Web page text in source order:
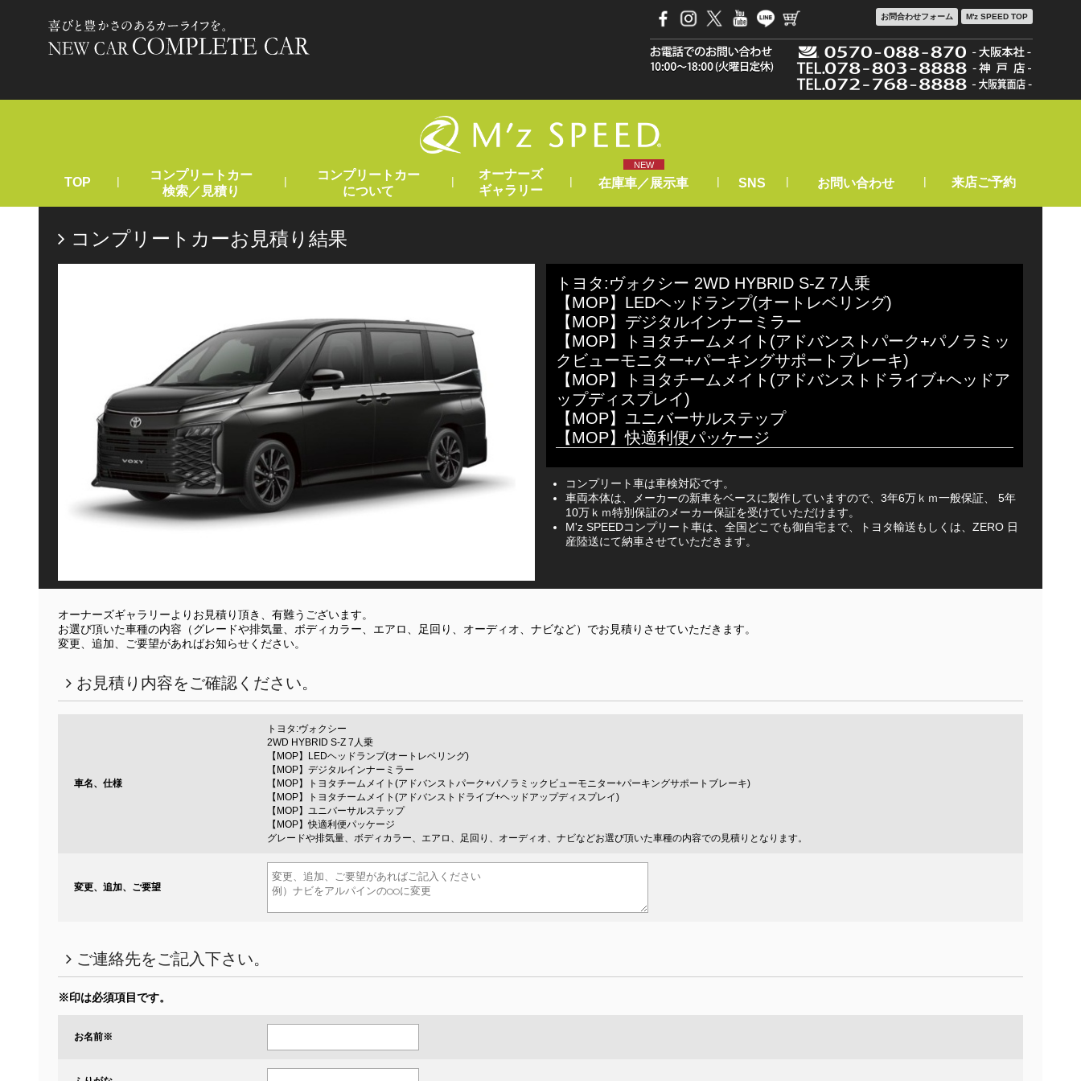
お問合わせフォーム M'z SPEED TOP
TOP |
コンプリートカー
検索／見積り
|
コンプリートカー
について
|
オーナーズ
ギャラリー
|
NEW
在庫車／展示車 | SNS | お問い合わせ | 来店ご予約
コンプリートカーお見積り結果
トヨタ:ヴォクシー 2WD HYBRID S-Z 7人乗
【MOP】LEDヘッドランプ(オートレベリング)
【MOP】デジタルインナーミラー
【MOP】トヨタチームメイト(アドバンストパーク+パノラミッ
クビューモニター+パーキングサポートブレーキ)
【MOP】トヨタチームメイト(アドバンストドライブ+ヘッドア
ップディスプレイ)
【MOP】ユニバーサルステップ
【MOP】快適利便パッケージ
コンプリート車は車検対応です。
車両本体は、メーカーの新車をベースに製作していますので、3年6万ｋｍ一般保証、 5年
10万ｋｍ特別保証のメーカー保証を受けていただけます。
M'z SPEEDコンプリート車は、全国どこでも御自宅まで、トヨタ輸送もしくは、ZERO 日
産陸送にて納車させていただきます。
オーナーズギャラリーよりお見積り頂き、有難うございます。
お選び頂いた車種の内容（グレードや排気量、ボディカラー、エアロ、足回り、オーディオ、ナビなど）でお見積りさせていただきます。
変更、追加、ご要望があればお知らせください。
お見積り内容をご確認ください。
車名、仕様
トヨタ:ヴォクシー
2WD HYBRID S-Z 7人乗
【MOP】LEDヘッドランプ(オートレベリング)
【MOP】デジタルインナーミラー
【MOP】トヨタチームメイト(アドバンストパーク+パノラミックビューモニター+パーキングサポートブレーキ)
【MOP】トヨタチームメイト(アドバンストドライブ+ヘッドアップディスプレイ)
【MOP】ユニバーサルステップ
【MOP】快適利便パッケージ
グレードや排気量、ボディカラー、エアロ、足回り、オーディオ、ナビなどお選び頂いた車種の内容での見積りとなります。
変更、追加、ご要望
ご連絡先をご記入下さい。
※印は必須項目です。
お名前※